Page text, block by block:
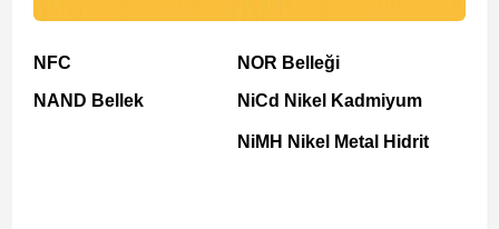
NFC
NAND Bellek
NOR Belleği
NiCd Nikel Kadmiyum
NiMH Nikel Metal Hidrit